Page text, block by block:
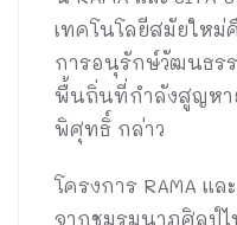
เทคโนโลยีสมัยใหม่
การอนุรักษ์วัฒนธร
พื้นถิ่นที่กำลังสูญหา
พิศุทธิ์ กล่าว
โครงการ RAMA แล
จากชมรมนาฏศิลป์ไ